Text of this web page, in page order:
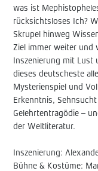
was ist
rücksichtsloses Ich?
Skrupel hinweg
Ziel immer weiter und
Inszenierung mit Lust
dieses deutscheste
Mysterienspiel und
Erkenntnis,
Gelehrtentragödie –
der Weltliteratur.
Inszenierung:
Bühne & Kostüme: